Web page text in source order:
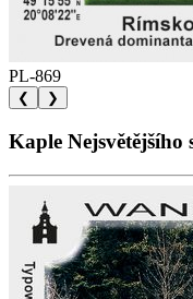
PL-869
❮ ❯
Kaple Nejsvětějšího